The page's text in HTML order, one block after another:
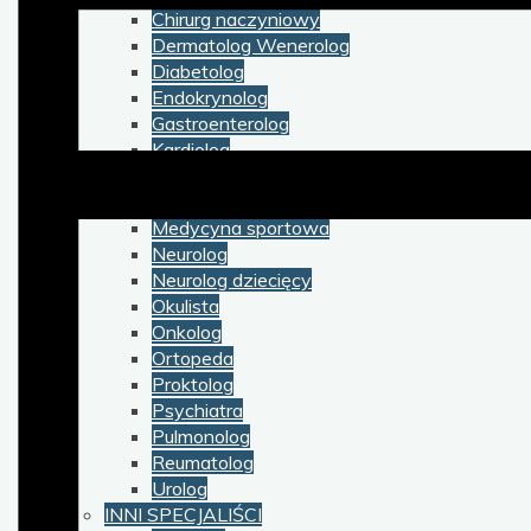
Chirurg naczyniowy
Dermatolog Wenerolog
Diabetolog
Endokrynolog
Gastroenterolog
Kardiolog
Medycyna sportowa
Neurolog
Neurolog dziecięcy
Okulista
Onkolog
Ortopeda
Proktolog
Psychiatra
Pulmonolog
Reumatolog
Urolog
INNI SPECJALIŚCI